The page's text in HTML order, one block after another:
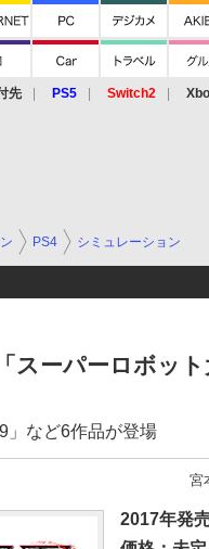
先 PS5 Switch2
PS4 シミュレーション
スーパーロボッ
」など6作品が登場
宮
2017年発